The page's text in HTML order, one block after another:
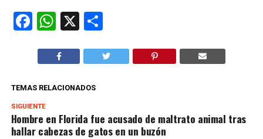
Facebook
WhatsApp
X Compartir
TEMAS RELACIONADOS
SIGUIENTE
Hombre en Florida fue acusado de maltrato animal tras
hallar cabezas de gatos en un buzón